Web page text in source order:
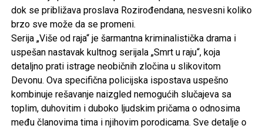
dok se približava proslava Rozirođendana, nesvesni koliko
brzo sve može da se promeni.
Serija „Više od raja“ je šarmantna kriminalistička drama i
uspešan nastavak kultnog serijala „Smrt u raju“, koja
detaljno prati istrage neobičnih zločina u slikovitom
Devonu. Ova specifična policijska ispostava uspešno
kombinuje rešavanje naizgled nemogućih slučajeva sa
toplim, duhovitim i duboko ljudskim pričama o odnosima
među članovima tima i njihovim porodicama. Sve detalje o